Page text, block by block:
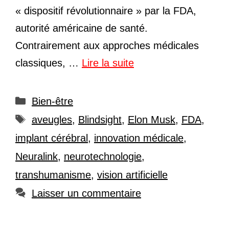
« dispositif révolutionnaire » par la FDA,
autorité américaine de santé.
Contrairement aux approches médicales
classiques, … Lire la suite
Catégories
Bien-être
Étiquettes
aveugles, Blindsight, Elon Musk, FDA,
implant cérébral , innovation médicale,
Neuralink, neurotechnologie,
transhumanisme, vision artificielle
Laisser un commentaire